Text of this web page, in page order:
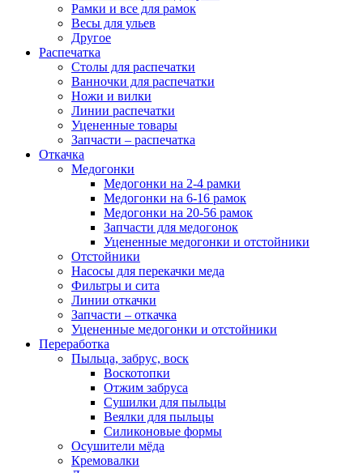
Рамки и все для рамок
Весы для ульев
Другое
Распечатка
Столы для распечатки
Ванночки для распечатки
Ножи и вилки
Линии распечатки
Уцененные товары
Запчасти – распечатка
Откачка
Медогонки
Медогонки на 2-4 рамки
Медогонки на 6-16 рамок
Медогонки на 20-56 рамок
Запчасти для медогонок
Уцененные медогонки и отстойники
Отстойники
Насосы для перекачки меда
Фильтры и сита
Линии откачки
Запчасти – откачка
Уцененные медогонки и отстойники
Переработка
Пыльца, забрус, воск
Воскотопки
Отжим забруса
Сушилки для пыльцы
Веялки для пыльцы
Силиконовые формы
Осушители мёда
Кремовалки